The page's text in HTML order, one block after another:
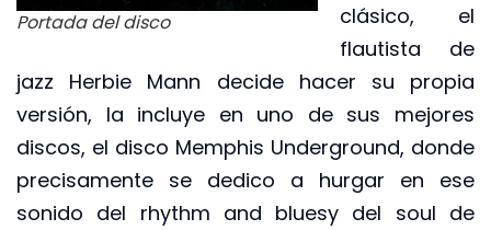
Portada del disco
clásico, el
flautista de
jazz Herbie Mann decide hacer su propia
versión, la incluye en uno de sus mejores
discos, el disco Memphis Underground, donde
precisamente se dedico a hurgar en ese
sonido del rhythm and bluesy del soul de